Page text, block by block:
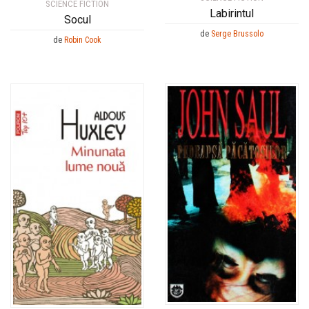
SCIENCE FICTION
Socul
de Robin Cook
Labirintul
de Serge Brussolo